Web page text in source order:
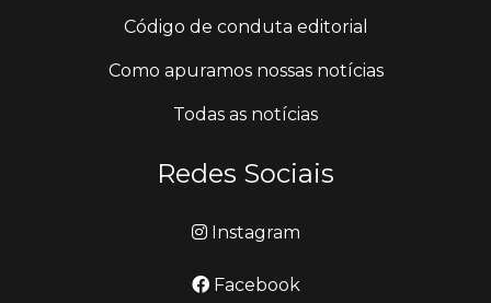
Código de conduta editorial
Como apuramos nossas notícias
Todas as notícias
Redes Sociais
Instagram
Facebook